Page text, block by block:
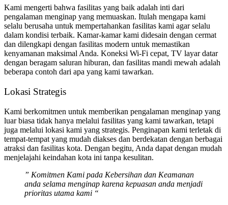
Kami mengerti bahwa fasilitas yang baik adalah inti dari
pengalaman menginap yang memuaskan. Itulah mengapa kami
selalu berusaha untuk mempertahankan fasilitas kami agar selalu
dalam kondisi terbaik. Kamar-kamar kami didesain dengan cermat
dan dilengkapi dengan fasilitas modern untuk memastikan
kenyamanan maksimal Anda. Koneksi Wi-Fi cepat, TV layar datar
dengan beragam saluran hiburan, dan fasilitas mandi mewah adalah
beberapa contoh dari apa yang kami tawarkan.
Lokasi Strategis
Kami berkomitmen untuk memberikan pengalaman menginap yang
luar biasa tidak hanya melalui fasilitas yang kami tawarkan, tetapi
juga melalui lokasi kami yang strategis. Penginapan kami terletak di
tempat-tempat yang mudah diakses dan berdekatan dengan berbagai
atraksi dan fasilitas kota. Dengan begitu, Anda dapat dengan mudah
menjelajahi keindahan kota ini tanpa kesulitan.
” Komitmen Kami pada Kebersihan dan Keamanan
anda selama menginap karena kepuasan anda menjadi
prioritas utama kami “